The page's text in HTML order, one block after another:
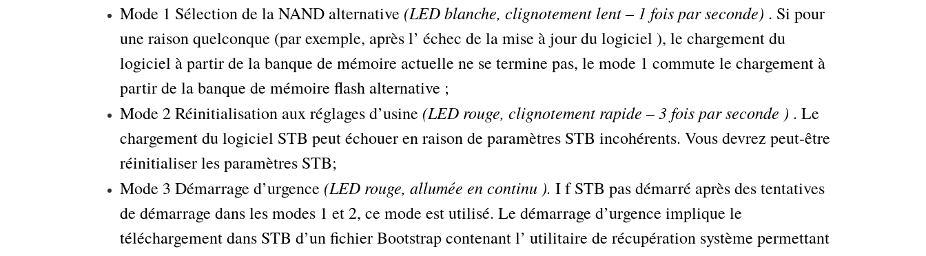
Mode 1 Sélection de la NAND alternative (LED blanche, clignotement lent – 1 fois par seconde) . Si pour
une raison quelconque (par exemple, après l’ échec de la mise à jour du logiciel ), le chargement du
logiciel à partir de la banque de mémoire actuelle ne se termine pas, le mode 1 commute le chargement à
partir de la banque de mémoire flash alternative ;
Mode 2 Réinitialisation aux réglages d’usine (LED rouge, clignotement rapide – 3 fois par seconde ) . Le
chargement du logiciel STB peut échouer en raison de paramètres STB incohérents. Vous devrez peut-être
réinitialiser les paramètres STB;
Mode 3 Démarrage d’urgence (LED rouge, allumée en continu ).I f STB pas démarré après des tentatives
de démarrage dans les modes 1 et 2, ce mode est utilisé. Le démarrage d’urgence implique le
téléchargement dans STB d’un fichier Bootstrap contenant l’ utilitaire de récupération système permettant